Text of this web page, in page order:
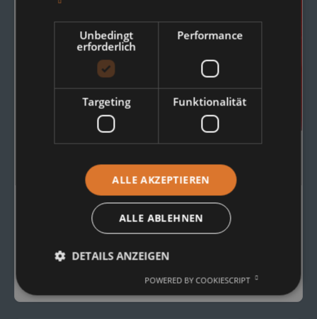
TRAGROLLEN
Unbedingt
erforderlich
Performance
Targeting Funktionalität
ALLE AKZEPTIEREN
ALLE ABLEHNEN
DETAILS ANZEIGEN
POWERED BY COOKIESCRIPT